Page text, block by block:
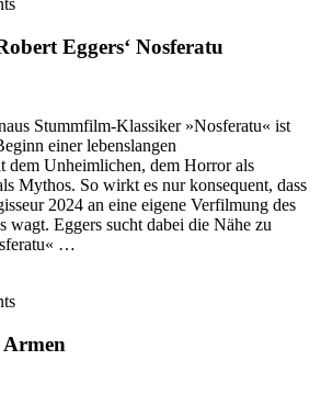
Eggers‘ Nosferatu
Stummfilm-Klassiker »Nosferatu« ist
einer lebenslangen
dem Unheimlichen, dem Horror als
Mythos. So wirkt es nur konsequent, dass
2024 an eine eigene Verfilmung des
wagt. Eggers sucht dabei die Nähe zu
…